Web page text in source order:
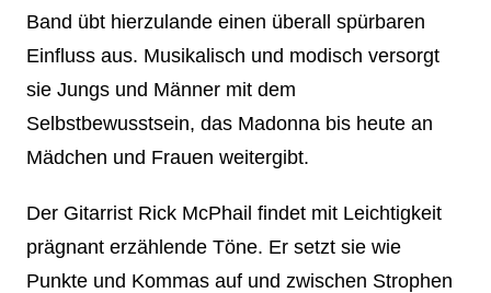
Band übt hierzulande einen überall spürbaren
Einfluss aus. Musikalisch und modisch versorgt
sie Jungs und Männer mit dem
Selbstbewusstsein, das Madonna bis heute an
Mädchen und Frauen weitergibt.
Der Gitarrist Rick McPhail findet mit Leichtigkeit
prägnant erzählende Töne. Er setzt sie wie
Punkte und Kommas auf und zwischen Strophen